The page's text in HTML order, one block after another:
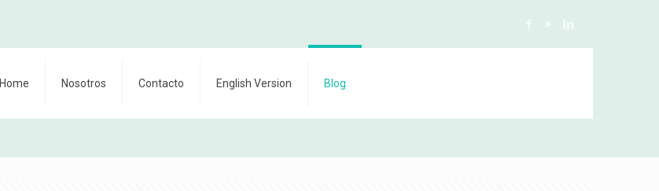
Home Nosotros Contacto English Version Blog